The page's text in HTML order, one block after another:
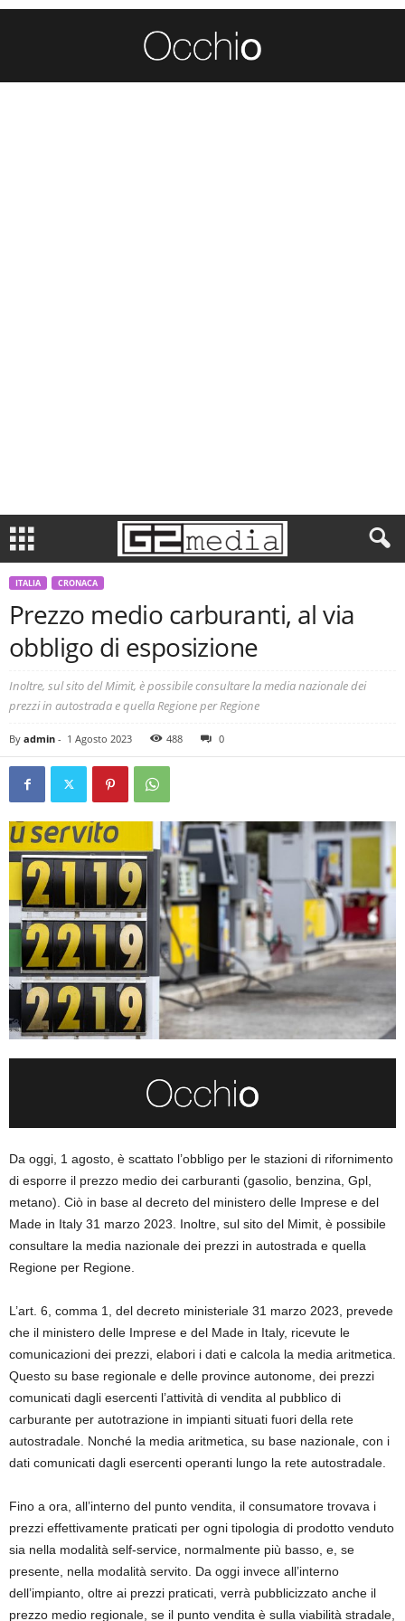
ITALIA CRONACA
Prezzo medio carburanti, al via
obbligo di esposizione
Inoltre, sul sito del Mimit, è possibile consultare la media nazionale dei
prezzi in autostrada e quella Regione per Regione
By admin - 1 Agosto 2023 488 0
Da oggi, 1 agosto, è scattato l’obbligo per le stazioni di rifornimento
di esporre il prezzo medio dei carburanti (gasolio, benzina, Gpl,
metano). Ciò in base al decreto del ministero delle Imprese e del
Made in Italy 31 marzo 2023. Inoltre, sul sito del Mimit, è possibile
consultare la media nazionale dei prezzi in autostrada e quella
Regione per Regione.
L’art. 6, comma 1, del decreto ministeriale 31 marzo 2023, prevede
che il ministero delle Imprese e del Made in Italy, ricevute le
comunicazioni dei prezzi, elabori i dati e calcola la media aritmetica.
Questo su base regionale e delle province autonome, dei prezzi
comunicati dagli esercenti l’attività di vendita al pubblico di
carburante per autotrazione in impianti situati fuori della rete
autostradale. Nonché la media aritmetica, su base nazionale, con i
dati comunicati dagli esercenti operanti lungo la rete autostradale.
Fino a ora, all’interno del punto vendita, il consumatore trovava i
prezzi effettivamente praticati per ogni tipologia di prodotto venduto
sia nella modalità self-service, normalmente più basso, e, se
presente, nella modalità servito. Da oggi invece all’interno
dell’impianto, oltre ai prezzi praticati, verrà pubblicizzato anche il
prezzo medio regionale, se il punto vendita è sulla viabilità stradale,